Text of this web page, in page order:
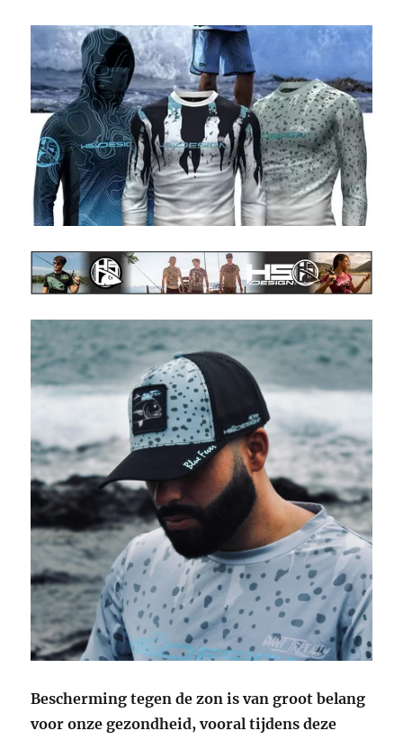
Bescherming tegen de zon is van groot belang
voor onze gezondheid, vooral tijdens deze